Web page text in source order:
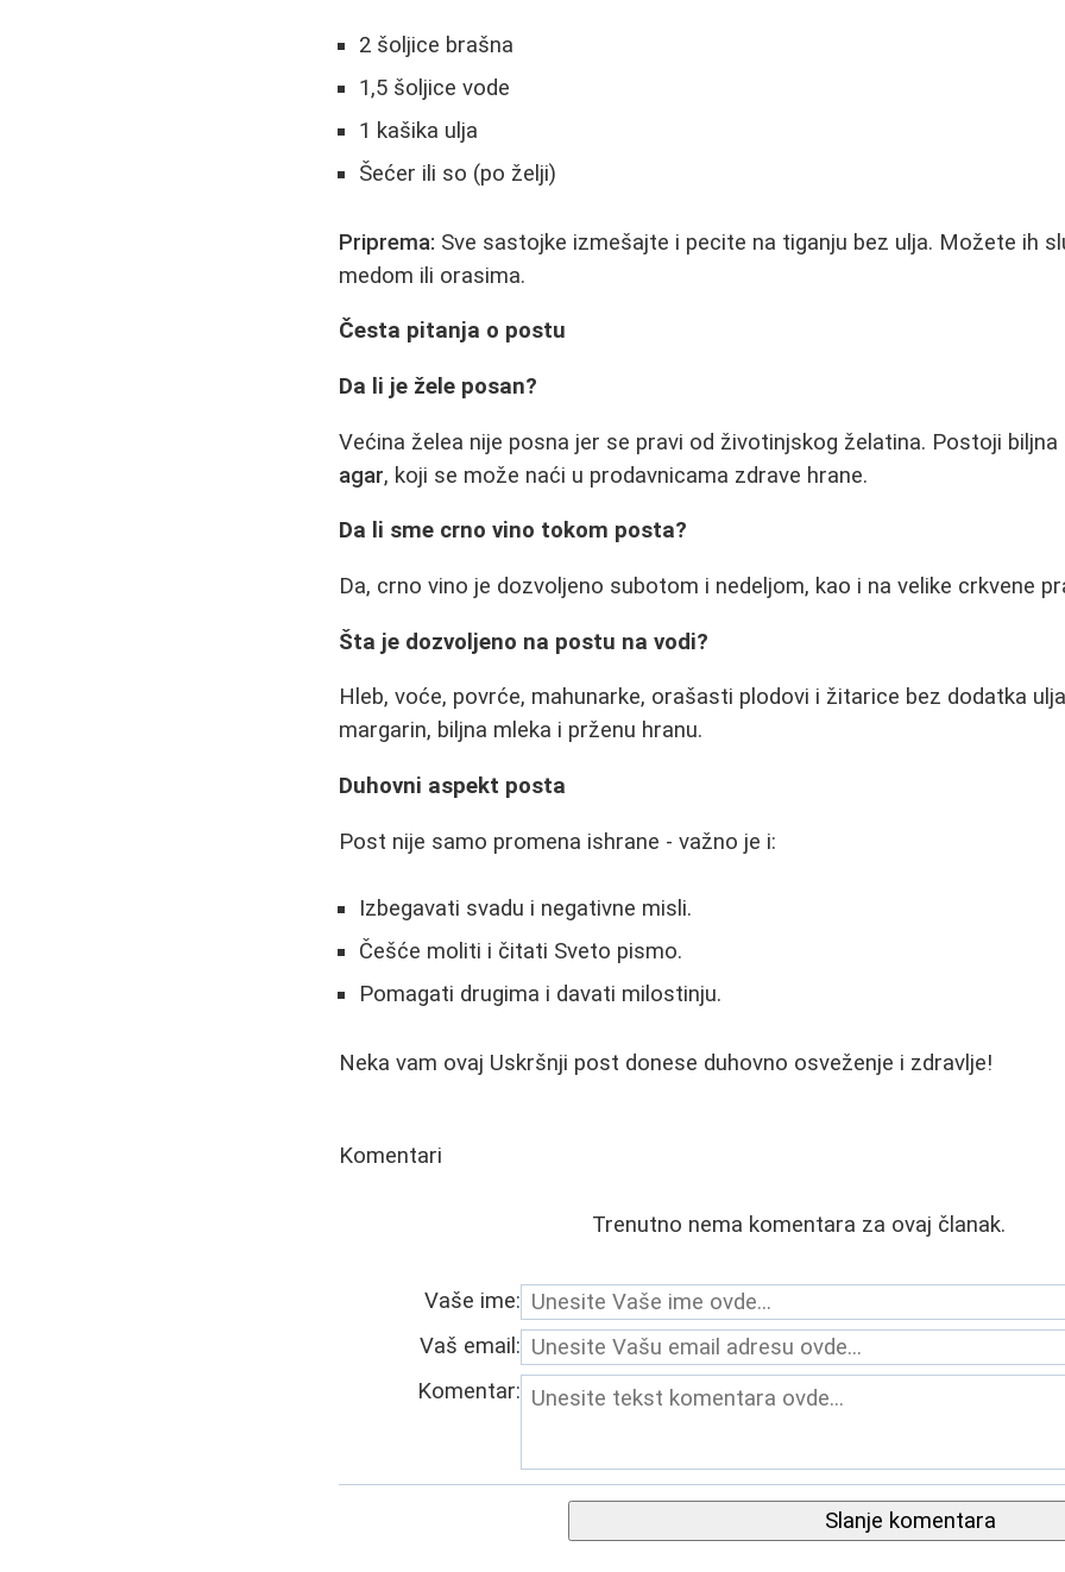
2 šoljice brašna
1,5 šoljice vode
1 kašika ulja
Šećer ili so (po želji)
Priprema: Sve sastojke izmešajte i pecite na tiganju bez ulja. Možete ih
medom ili orasima.
Česta pitanja o postu
Da li je žele posan?
Većina želea nije posna jer se pravi od životinjskog želatina. Postoji
agar, koji se može naći u prodavnicama zdrave hrane.
Da li sme crno vino tokom posta?
Da, crno vino je dozvoljeno subotom i nedeljom, kao i na velike crkvene
Šta je dozvoljeno na postu na vodi?
Hleb, voće, povrće, mahunarke, orašasti plodovi i žitarice bez dodatka
margarin, biljna mleka i prženu hranu.
Duhovni aspekt posta
Post nije samo promena ishrane - važno je i:
Izbegavati svadu i negativne misli.
Češće moliti i čitati Sveto pismo.
Pomagati drugima i davati milostinju.
Neka vam ovaj Uskršnji post donese duhovno osveženje i zdravlje!
Komentari
Trenutno nema komentara za ovaj članak.
Vaše ime:
Vaš email:
Komentar:
Slanje komentara